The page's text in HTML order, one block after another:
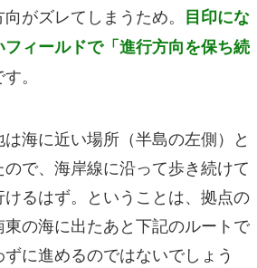
がズレてしまうため。 目印にな
ィールドで「進行方向を保ち続
。
海に近い場所（半島の左側）と
で、海岸線に沿って歩き続けて
るはず。ということは、拠点の
の海に出たあと下記のルートで
に進めるのではないでしょう